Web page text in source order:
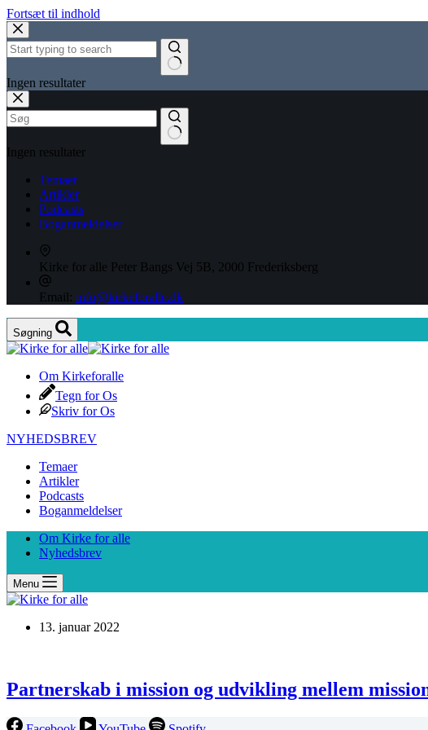
Fortsæt til indhold
Ingen resultater
Ingen resultater
Temaer
Artikler
Podcasts
Boganmeldelser
Kirke for alle Peter Bangs Vej 5B, 2000 Frederiksberg
Email: info@kirkeforalle.dk
Søgning
Om Kirkeforalle
Tegn for Os
Skriv for Os
NYHEDSBREV
Temaer
Artikler
Podcasts
Boganmeldelser
Om Kirke for alle
Nyhedsbrev
Menu
13. januar 2022
Partnerskab i mission og udvikling mellem